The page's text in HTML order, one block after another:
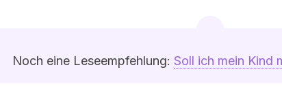
Noch eine Leseempfehlung: Soll ich mein Kind